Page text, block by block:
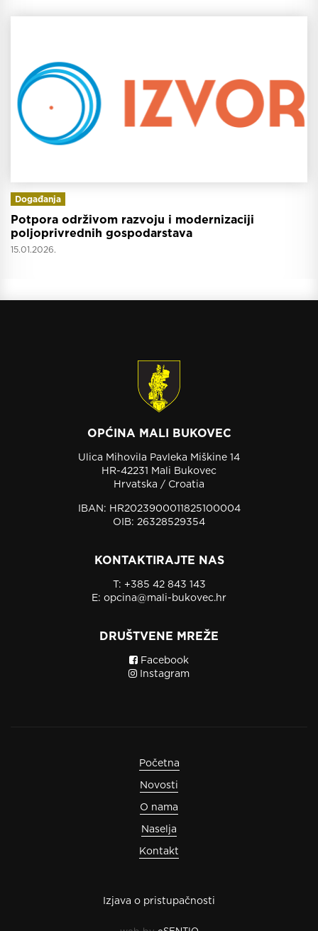
Događanja
Potpora održivom razvoju i modernizaciji
poljoprivrednih gospodarstava
15.01.2026.
OPĆINA MALI BUKOVEC
Ulica Mihovila Pavleka Miškine 14
HR-42231 Mali Bukovec
Hrvatska / Croatia
IBAN: HR2023900011825100004
OIB: 26328529354
KONTAKTIRAJTE NAS
T: +385 42 843 143
E: opcina@mali-bukovec.hr
DRUŠTVENE MREŽE
Facebook
Instagram
Početna
Novosti
O nama
Naselja
Kontakt
Izjava o pristupačnosti